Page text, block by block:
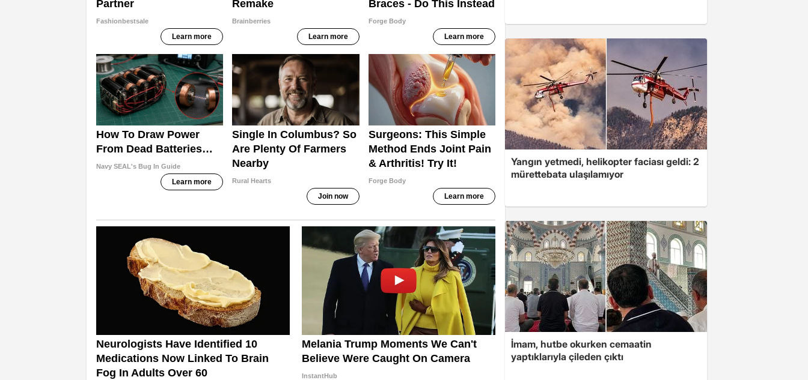
Yangın yetmedi, helikopter faciası geldi: 2
mürettebata ulaşılamıyor
İmam, hutbe okurken cemaatin
yaptıklarıyla çileden çıktı